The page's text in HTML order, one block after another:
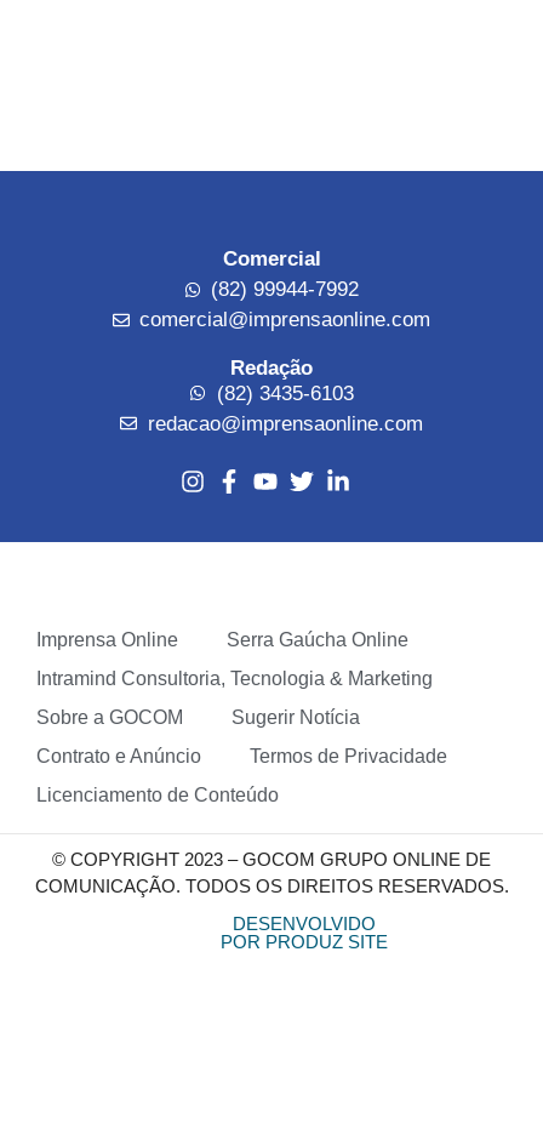
Comercial
(82) 99944-7992
comercial@imprensaonline.com
Redação
(82) 3435-6103
redacao@imprensaonline.com
Imprensa Online
Serra Gaúcha Online
Intramind Consultoria, Tecnologia & Marketing
Sobre a GOCOM
Sugerir Notícia
Contrato e Anúncio
Termos de Privacidade
Licenciamento de Conteúdo
© COPYRIGHT 2023 – GOCOM GRUPO ONLINE DE
COMUNICAÇÃO. TODOS OS DIREITOS RESERVADOS.
DESENVOLVIDO
POR PRODUZ SITE